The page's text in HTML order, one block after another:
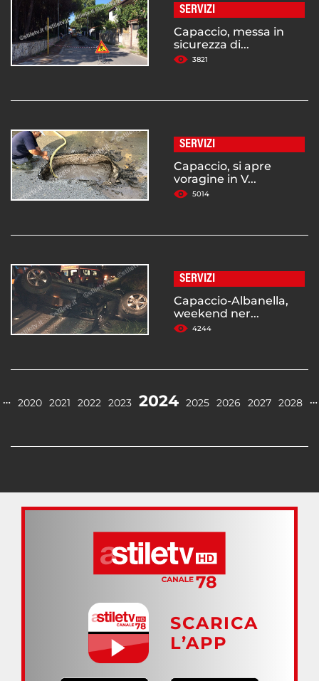
SERVIZI
Capaccio, messa in
sicurezza di...
3821
SERVIZI
Capaccio, si apre
voragine in V...
5014
SERVIZI
Capaccio-Albanella,
weekend ner...
4244
… 2020 2021 2022 2023 2024 2025 2026 2027 2028 …
SCARICA
L’APP